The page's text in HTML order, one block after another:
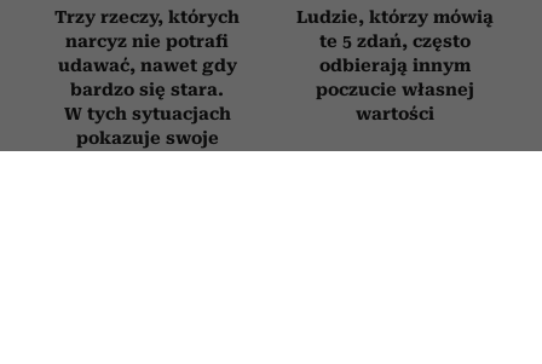
Trzy rzeczy, których
narcyz nie potrafi
udawać, nawet gdy
bardzo się stara.
W tych sytuacjach
pokazuje swoje
Ludzie, którzy mówią
te 5 zdań, często
odbierają innym
poczucie własnej
wartości